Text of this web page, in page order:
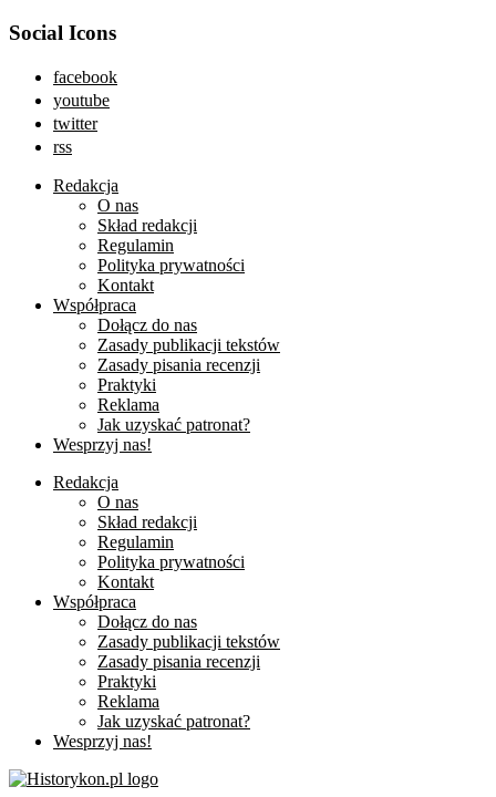
Social Icons
facebook
youtube
twitter
rss
Redakcja
O nas
Skład redakcji
Regulamin
Polityka prywatności
Kontakt
Współpraca
Dołącz do nas
Zasady publikacji tekstów
Zasady pisania recenzji
Praktyki
Reklama
Jak uzyskać patronat?
Wesprzyj nas!
Redakcja
O nas
Skład redakcji
Regulamin
Polityka prywatności
Kontakt
Współpraca
Dołącz do nas
Zasady publikacji tekstów
Zasady pisania recenzji
Praktyki
Reklama
Jak uzyskać patronat?
Wesprzyj nas!